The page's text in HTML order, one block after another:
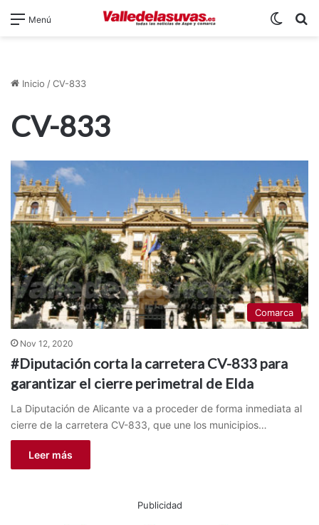
Menú
Inicio /CV-833
CV-833
Comarca
Nov 12, 2020
#Diputación corta la carretera CV-833 para
garantizar el cierre perimetral de Elda
La Diputación de Alicante va a proceder de forma inmediata al
cierre de la carretera CV-833, que une los municipios…
Leer más
Publicidad